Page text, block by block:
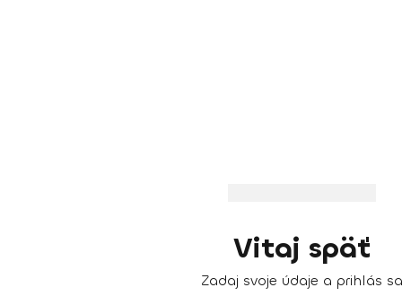
Vitaj späť
Zadaj svoje údaje a prihlás sa